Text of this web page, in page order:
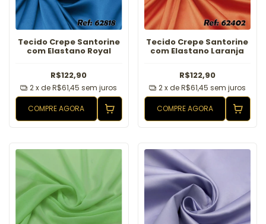
Tecido Crepe Santorine
com Elastano Royal
R$122,90
2x deR$61,45 sem juros
COMPRE AGORA
Tecido Crepe Santorine
com Elastano Laranja
R$122,90
2x deR$61,45 sem juros
COMPRE AGORA